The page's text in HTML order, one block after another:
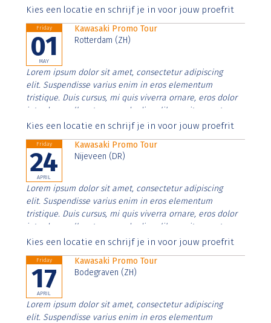
Aenean faucibus nibh et justo cursus id rutrum lorem
Kies een locatie en schrijf je in voor jouw proefrit
Friday
01
MAY
Kawasaki Promo Tour
Rotterdam (ZH)
Lorem ipsum dolor sit amet, consectetur adipiscing
elit. Suspendisse varius enim in eros elementum
tristique. Duis cursus, mi quis viverra ornare, eros dolor
interdum nulla, ut commodo diam libero vitae erat.
Aenean faucibus nibh et justo cursus id rutrum lorem
Kies een locatie en schrijf je in voor jouw proefrit
Friday
24
APRIL
Kawasaki Promo Tour
Nijeveen (DR)
Lorem ipsum dolor sit amet, consectetur adipiscing
elit. Suspendisse varius enim in eros elementum
tristique. Duis cursus, mi quis viverra ornare, eros dolor
interdum nulla, ut commodo diam libero vitae erat.
Aenean faucibus nibh et justo cursus id rutrum lorem
Kies een locatie en schrijf je in voor jouw proefrit
Friday
17
APRIL
Kawasaki Promo Tour
Bodegraven (ZH)
Lorem ipsum dolor sit amet, consectetur adipiscing
elit. Suspendisse varius enim in eros elementum